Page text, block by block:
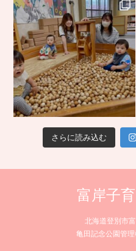
さらに読み込む
富岸子
北海道登別市
亀田記念公園管